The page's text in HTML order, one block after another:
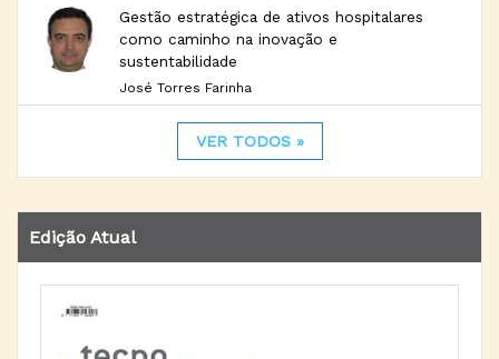
Gestão estratégica de ativos hospitalares
como caminho na inovação e
sustentabilidade
José Torres Farinha
VER TODOS »
Edição Atual